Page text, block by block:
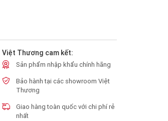
Việt Thương cam kết:
Sản phẩm nhập khẩu chính hãng
Bảo hành tại các showroom Việt
Thương
Giao hàng toàn quốc với chi phí rẻ
nhất